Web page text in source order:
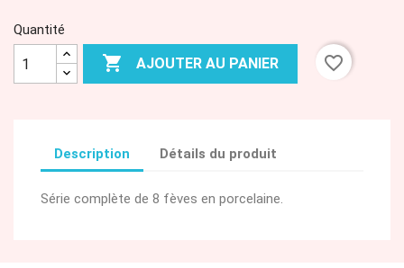
Quantité
 AJOUTER AU PANIER favorite_border
Description Détails du produit
Série complète de 8 fèves en porcelaine.